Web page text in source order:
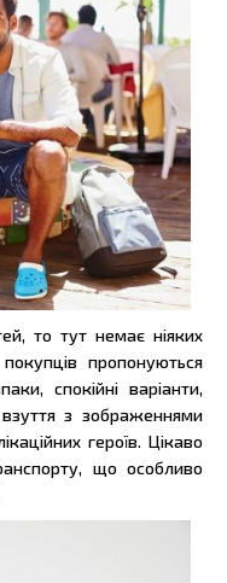
то тут немає ніяких
пропонуються
спокійні варіанти,
з зображеннями
героїв. Цікаво
що особливо